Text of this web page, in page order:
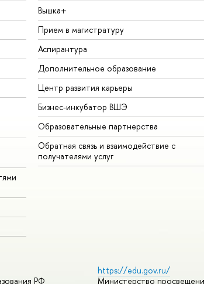
Вышка+
Прием в магистратуру
Аспирантура
Дополнительное образование
Центр развития карьеры
Бизнес-инкубатор ВШЭ
Образовательные партнерства
Обратная связь и взаимодействие с
получателями услуг
РФ
https://edu.gov.ru/
Министерство